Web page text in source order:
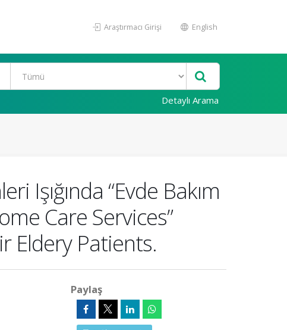
Araştırmacı Girişi English
Detaylı Arama
Işığında “Evde Bakım
Care Services”
Eldery Patients.
Paylaş